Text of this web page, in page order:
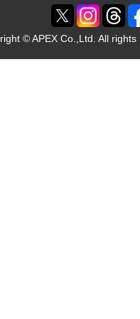
© APEX Co.,Ltd. All rights